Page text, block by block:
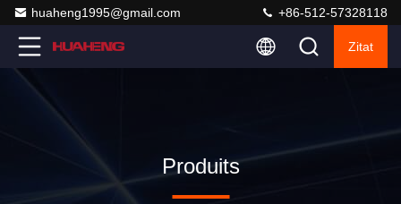
huaheng1995@gmail.com +86-512-57328118
Zitat
Produits